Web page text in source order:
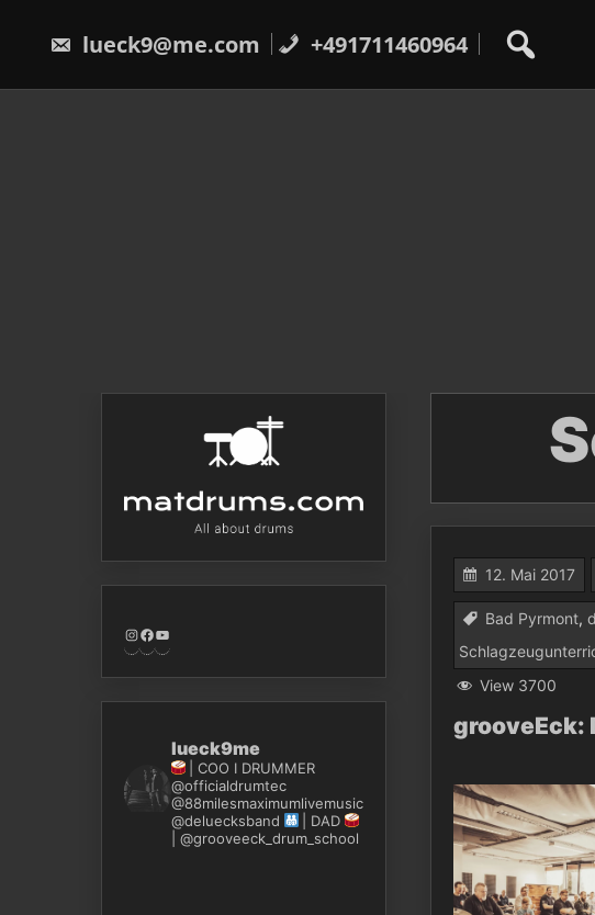
content
lueck9@me.com +491711460964
12. Mai 2017
Bad Pyrmont,
View 3700
grooveEck:
Instagram
Facebook
lueck9me
| COO I DRUMMER
@officialdrumtec
@88milesmaximumlivemusic
@deluecksband
| DAD
| @grooveeck_drum_school